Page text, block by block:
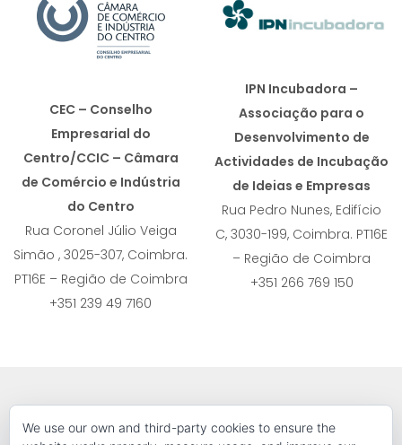
CEC – Conselho
Empresarial do
Centro/CCIC – Câmara
de Comércio e Indústria
do Centro
Rua Coronel Júlio Veiga
Simão , 3025-307, Coimbra.
PT16E – Região de Coimbra
+351 239 49 7160
IPN Incubadora –
Associação para o
Desenvolvimento de
Actividades de Incubação
de Ideias e Empresas
Rua Pedro Nunes, Edifício
C, 3030-199, Coimbra. PT16E
– Região de Coimbra
+351 266 769 150
We use our own and third-party cookies to ensure the